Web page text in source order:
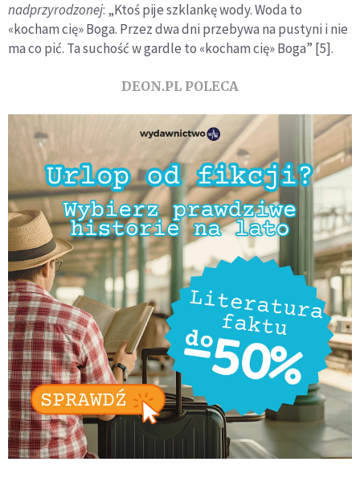
nadprzyrodzonej: „Ktoś pije szklankę wody. Woda to
«kocham cię» Boga. Przez dwa dni przebywa na pustyni i nie
ma co pić. Ta suchość w gardle to «kocham cię» Boga” [5].
DEON.PL POLECA